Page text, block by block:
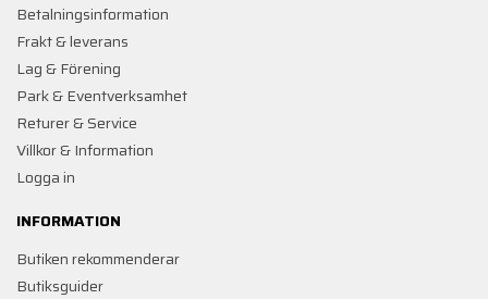
Betalningsinformation
Frakt & leverans
Lag & Förening
Park & Eventverksamhet
Returer & Service
Villkor & Information
Logga in
INFORMATION
Butiken rekommenderar
Butiksguider